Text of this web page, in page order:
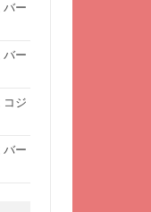
バー
バー
コジ
バー